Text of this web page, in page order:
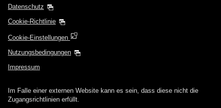
Datenschutz
Cookie-Richtlinie
Cookie-Einstellungen
Nutzungsbedingungen
Impressum
Im Falle einer externen Website kann es sein, dass diese nicht die
Zugangsrichtlinien erfüllt.